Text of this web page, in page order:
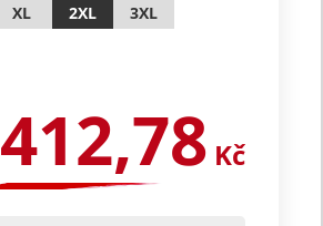
XL 2XL 3XL
412,78 Kč